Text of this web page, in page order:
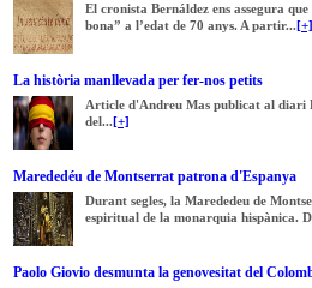
El cronista Bernáldez ens assegura
bona” a l’edat de 70 anys. A partir...[+]
La història manllevada per fer-nos petits
Article d'Andreu Mas publicat al diari
del...[+]
Marededéu de Montserrat patrona d'Espanya
Durant segles, la Marededeu de
espiritual de la monarquia hispànica.
Paolo Giovio desmunta la genovesitat del